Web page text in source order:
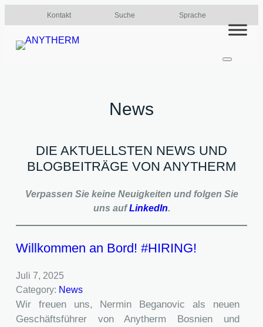
Inhalt
springen
Kontakt Suche Sprache
News
DIE AKTUELLSTEN NEWS UND
BLOGBEITRÄGE VON ANYTHERM
Verpassen Sie keine Neuigkeiten und folgen Sie
uns aufLinkedIn.
Willkommen an Bord! #HIRING!
Juli 7, 2025
Category: News
Wir freuen uns, Nermin Beganovic als neuen
Geschäftsführer von Anytherm Bosnien und